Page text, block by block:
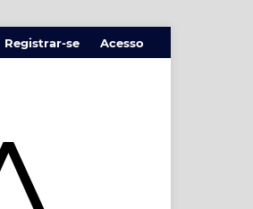
Registrar-se Acesso